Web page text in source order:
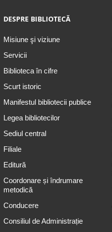
DESPRE BIBLIOTECĂ
Misiune şi viziune
Servicii
Biblioteca în cifre
Scurt istoric
Manifestul bibliotecii publice
Legea bibliotecilor
Sediul central
Filiale
Editură
Coordonare și îndrumare
metodică
Conducere
Consiliul de Administrație